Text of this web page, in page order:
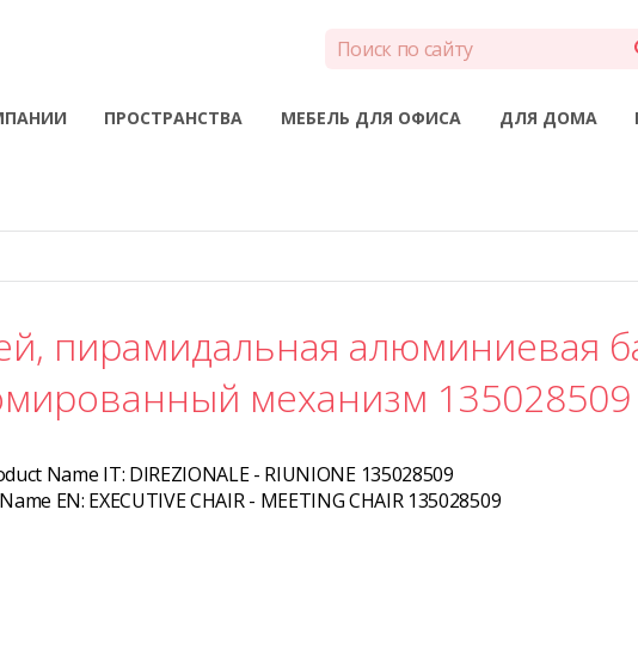
ПРОСТРАНСТВА МЕБЕЛЬ ДЛЯ ОФИСА ДЛЯ ДОМА
пирамидальная алюминиевая
механизм 135028509
Name IT: DIREZIONALE - RIUNIONE 135028509
EN: EXECUTIVE CHAIR - MEETING CHAIR 135028509